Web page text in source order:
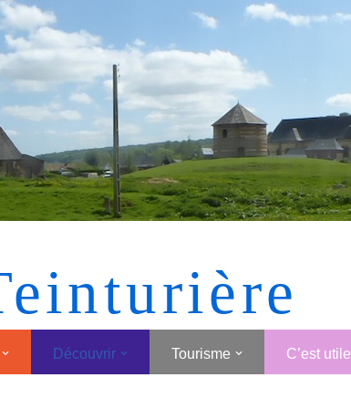
FORME DE VIGNETTES]
Découvrir Tourisme C’est utile